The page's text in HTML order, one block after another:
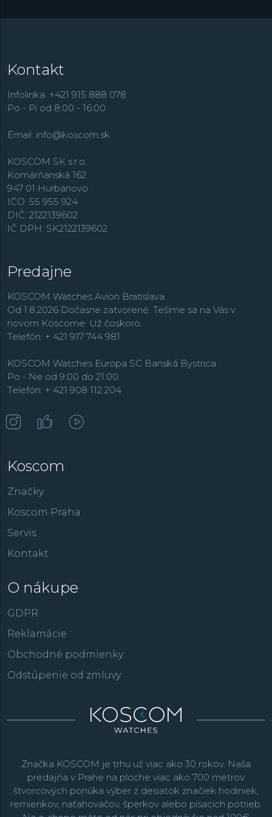
Kontakt
Infolinka: +421 915 888 078
Po - Pi od 8:00 - 16:00
Email: info@koscom.sk
KOSCOM SK s.r.o.
Komárňanská 162
947 01 Hurbanovo
IČO: 55 955 924
DIČ: 2122139602
IČ DPH: SK2122139602
Predajne
KOSCOM Watches Avion Bratislava
Od 1.8.2026 Dočasne zatvorené. Tešíme sa na Vás v
novom Koscome. Už čoskoro.
Telefón: + 421 917 744 981
KOSCOM Watches Europa SC Banská Bystrica
Po - Ne od 9:00 do 21:00
Telefón: + 421 908 112 204
Koscom
Značky
Koscom Praha
Servis
Kontakt
O nákupe
GDPR
Reklamácie
Obchodné podmienky
Odstúpenie od zmluvy
Značka KOSCOM je trhu už viac ako 30 rokov. Naša
predajňa v Prahe na ploche viac ako 700 metrov
štvorcových ponúka výber z desiatok značiek hodiniek,
remienkov, naťahovačov, šperkov alebo písacích potrieb.